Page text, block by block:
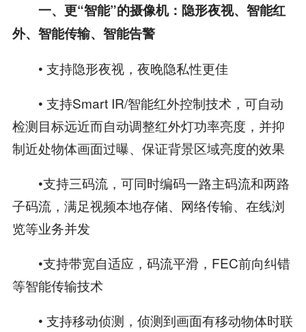
一、更“智能”的摄像机：隐形夜视、智能红
外、智能传输、智能告警
• 支持隐形夜视，夜晚隐私性更佳
• 支持Smart IR/智能红外控制技术，可自动
检测目标远近而自动调整红外灯功率亮度，并抑
制近处物体画面过曝、保证背景区域亮度的效果
•支持三码流，可同时编码一路主码流和两路
子码流，满足视频本地存储、网络传输、在线浏
览等业务并发
•支持带宽自适应，码流平滑，FEC前向纠错
等智能传输技术
• 支持移动侦测，侦测到画面有移动物体时联